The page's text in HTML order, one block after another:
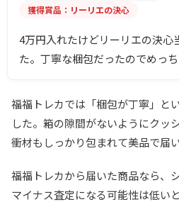
獲得賞品：リーリエの決心
4万円入れたけどリーリエの決心
た。丁寧な梱包だったのでめっち
福福トレカでは「梱包が丁寧」と
した。箱の隙間がないようにクッ
衝材もしっかり包まれて美品で届
福福トレカから届いた商品なら、
マイナス査定になる可能性は低い